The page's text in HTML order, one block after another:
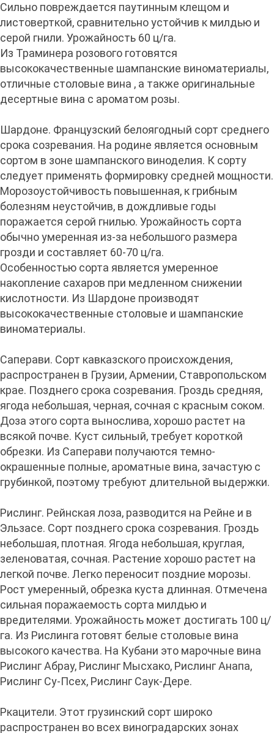
Сильно повреждается паутинным клещом и
листоверткой, сравнительно устойчив к милдью и
серой гнили. Урожайность 60 ц/га.
Из Траминера розового готовятся
высококачественные шампанские виноматериалы,
отличные столовые вина , а также оригинальные
десертные вина с ароматом розы.
Шардоне. Французский белоягодный сорт среднего
срока созревания. На родине является основным
сортом в зоне шампанского виноделия. К сорту
следует применять формировку средней мощности.
Морозоустойчивость повышенная, к грибным
болезням неустойчив, в дождливые годы
поражается серой гнилью. Урожайность сорта
обычно умеренная из-за небольшого размера
грозди и составляет 60-70 ц/га.
Особенностью сорта является умеренное
накопление сахаров при медленном снижении
кислотности. Из Шардоне производят
высококачественные столовые и шампанские
виноматериалы.
Саперави. Сорт кавказского происхождения,
распространен в Грузии, Армении, Ставропольском
крае. Позднего срока созревания. Гроздь средняя,
ягода небольшая, черная, сочная с красным соком.
Доза этого сорта вынослива, хорошо растет на
всякой почве. Куст сильный, требует короткой
обрезки. Из Саперави получаются темно-
окрашенные полные, ароматные вина, зачастую с
грубинкой, поэтому требуют длительной выдержки.
Рислинг. Рейнская лоза, разводится на Рейне и в
Эльзасе. Сорт позднего срока созревания. Гроздь
небольшая, плотная. Ягода небольшая, круглая,
зеленоватая, сочная. Растение хорошо растет на
легкой почве. Легко переносит поздние морозы.
Рост умеренный, обрезка куста длинная. Отмечена
сильная поражаемость сорта милдью и
вредителями. Урожайность может достигать 100 ц/
га. Из Рислинга готовят белые столовые вина
высокого качества. На Кубани это марочные вина
Рислинг Абрау, Рислинг Мысхако, Рислинг Анапа,
Рислинг Су-Псех, Рислинг Саук-Дере.
Ркацители. Этот грузинский сорт широко
распространен во всех виноградарских зонах